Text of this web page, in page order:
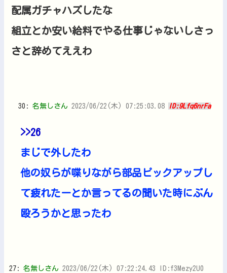
配属ガチャハズしたな
組立とか安い給料でやる仕事じゃないしさっ
さと辞めてええわ
30: 名無しさん 2023/06/22(木) 07:25:03.08 ID:9Lfq6nrFa
>>26
まじで外したわ
他の奴らが喋りながら部品ピックアップし
て疲れたーとか言ってるの聞いた時にぶん
殴ろうかと思ったわ
27: 名無しさん 2023/06/22(木) 07:22:24.43 ID:f3Mezy2U0